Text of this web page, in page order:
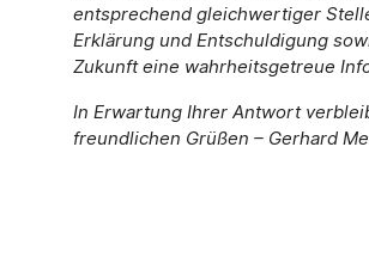
entsprechend gleichwertiger
Erklärung und Entschuldigung
Zukunft eine wahrheitsgetreue
In Erwartung Ihrer Antwort
freundlichen Grüßen – Gerhard